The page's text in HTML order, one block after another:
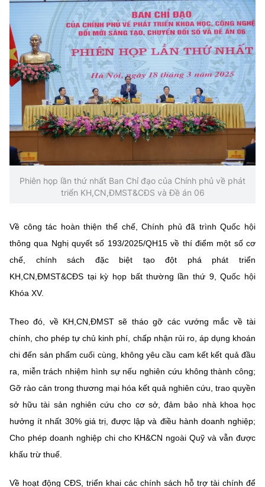
Phiên họp lần thứ nhất Ban Chỉ đạo của Chính phủ về phát
triển KH,CN,ĐMST&CĐS và Đề án 06
Về công tác hoàn thiện thể chế, Chính phủ đã trình Quốc hội
thông qua Nghị quyết số 193/2025/QH15 về thí điểm một số cơ
chế, chính sách đặc biệt tạo đột phá phát triển
KH,CN,ĐMST&CĐS tại kỳ họp bất thường lần thứ 9, Quốc hội
Khóa XV.
Theo đó, về KH,CN,ĐMST sẽ tháo gỡ các vướng mắc về tài
chính, cho phép tự chủ kinh phí, chấp nhận rủi ro, áp dụng khoán
chi đến sản phẩm cuối cùng, không yêu cầu cam kết kết quả đầu
ra, miễn trách nhiệm hình sự nếu nghiên cứu không thành công;
Gỡ rào cản trong thương mại hóa kết quả nghiên cứu, trao quyền
sở hữu tài sản nghiên cứu cho cơ sở, đảm bảo nhà khoa học
hưởng ít nhất 30% giá trị, được lập và điều hành doanh nghiệp;
Cho phép doanh nghiệp chi cho KH&CN ngoài Quỹ và vẫn được
khấu trừ thuế.
Về hoạt động CĐS, triển khai các chính sách hỗ trợ tài chính để